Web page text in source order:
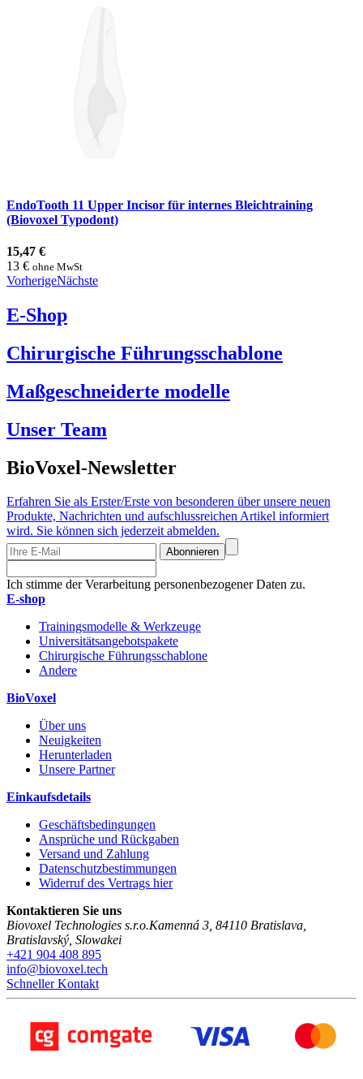
EndoTooth 11 Upper Incisor für internes Bleichtraining
(Biovoxel Typodont)
15,47 €
13 € ohne MwSt
VorherigeNächste
E-Shop
Chirurgische Führungsschablone
Maßgeschneiderte modelle
Unser Team
BioVoxel-Newsletter
Erfahren Sie als Erster/Erste von besonderen über unsere neuen
Produkte, Nachrichten und aufschlussreichen Artikel informiert
wird. Sie können sich jederzeit abmelden.
Abonnieren
Ich stimme der Verarbeitung personenbezogener Daten zu.
E-shop
Trainingsmodelle & Werkzeuge
Universitätsangebotspakete
Chirurgische Führungsschablone
Andere
BioVoxel
Über uns
Neuigkeiten
Herunterladen
Unsere Partner
Einkaufsdetails
Geschäftsbedingungen
Ansprüche und Rückgaben
Versand und Zahlung
Datenschutzbestimmungen
Widerruf des Vertrags hier
Kontaktieren Sie uns
Biovoxel Technologies s.r.o.Kamenná 3, 84110 Bratislava,
Bratislavský, Slowakei
+421 904 408 895
info@biovoxel.tech
Schneller Kontakt